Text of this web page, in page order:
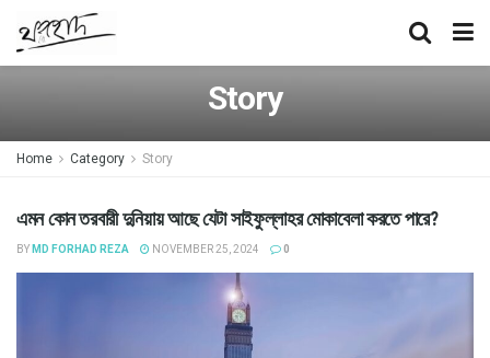
Story
Home Category Story
এমন কোন তরবারী দুনিয়ায় আছে যেটা সাইফুল্লাহর মোকাবেলা করতে পারে?
BY MD FORHAD REZA NOVEMBER 25, 2024 0